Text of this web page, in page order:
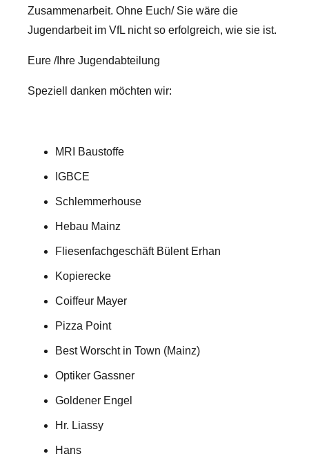
Zusammenarbeit. Ohne Euch/ Sie wäre die
Jugendarbeit im VfL nicht so erfolgreich, wie sie ist.
Eure /Ihre Jugendabteilung
Speziell danken möchten wir:
MRI Baustoffe
IGBCE
Schlemmerhouse
Hebau Mainz
Fliesenfachgeschäft Bülent Erhan
Kopierecke
Coiffeur Mayer
Pizza Point
Best Worscht in Town (Mainz)
Optiker Gassner
Goldener Engel
Hr. Liassy
Hans